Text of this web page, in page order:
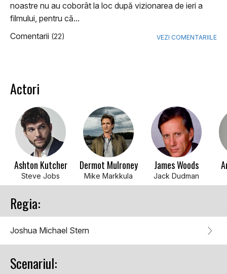
noastre nu au coborât la loc după vizionarea de ieri a
filmului, pentru că...
Comentarii (22) VEZI COMENTARIILE
Actori
Ashton Kutcher
Steve Jobs
Dermot Mulroney
Mike Markkula
James Woods
Jack Dudman
Regia:
Joshua Michael Stern
Scenariul: